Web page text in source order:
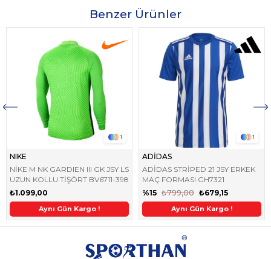
Benzer Ürünler
1
NIKE
NİKE M NK GARDIEN III GK JSY LS
UZUN KOLLU TİŞÖRT BV6711-398
₺1.099,00
Aynı Gün Kargo ! 2. Üründe Ek %5 İndirim
1
ADİDAS
ADİDAS STRİPED 21 JSY ERKEK
MAÇ FORMASI GH7321
%15
₺679,15
₺799,00
2. Üründe Ek %5 İndirim Aynı Gün Kargo !
Aynı Gün Kargo ! 2. Üründe Ek %5 İndirim
2. Üründe Ek %5 İndirim Aynı Gün Kargo !
2. Üründe Ek %5